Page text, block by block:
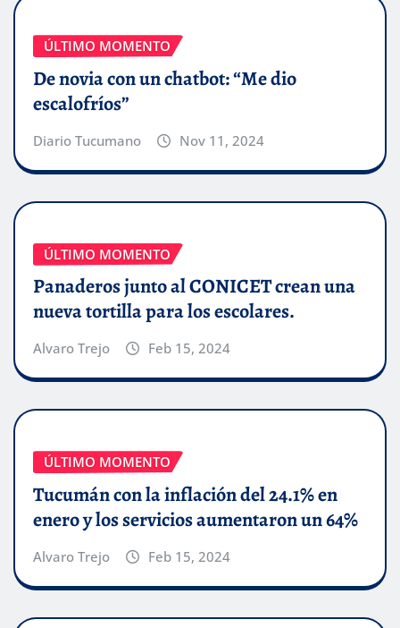
ÚLTIMO MOMENTO
De novia con un chatbot: “Me dio
escalofríos”
Diario Tucumano Nov 11, 2024
ÚLTIMO MOMENTO
Panaderos junto al CONICET crean una
nueva tortilla para los escolares.
Alvaro Trejo Feb 15, 2024
ÚLTIMO MOMENTO
Tucumán con la inflación del 24.1% en
enero y los servicios aumentaron un 64%
Alvaro Trejo Feb 15, 2024